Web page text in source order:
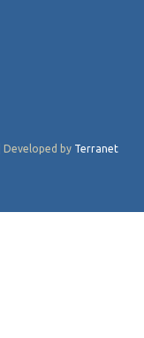
| Developed by Terranet